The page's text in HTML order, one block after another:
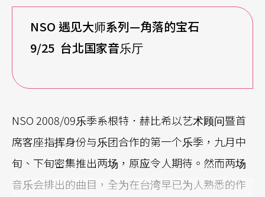
NSO 遇见大师系列—角落的宝石
9/25 台北国家音乐厅
NSO 2008/09乐季系根特．赫比希以艺术顾问暨首
席客座指挥身份与乐团合作的第一个乐季，九月中
旬、下旬密集推出两场，原应令人期待。然而两场
音乐会排出的曲目，全为在台湾早已为人熟悉的作